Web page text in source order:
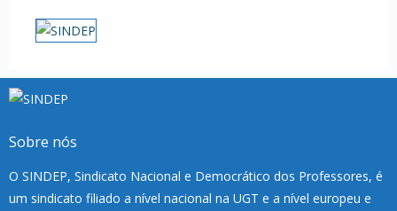
Sobre nós
O SINDEP, Sindicato Nacional e Democrático dos Professores, é
um sindicato filiado a nível nacional na UGT e a nível europeu e